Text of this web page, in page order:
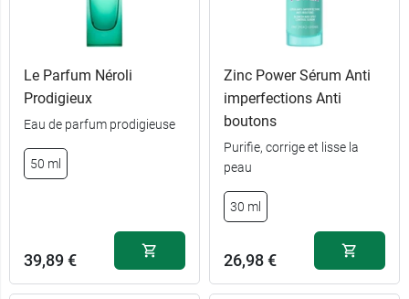
Le Parfum Néroli
Prodigieux
Eau de parfum prodigieuse
50 ml
39,89 €
Zinc Power Sérum Anti
imperfections Anti
boutons
Purifie, corrige et lisse la
peau
30 ml
26,98 €